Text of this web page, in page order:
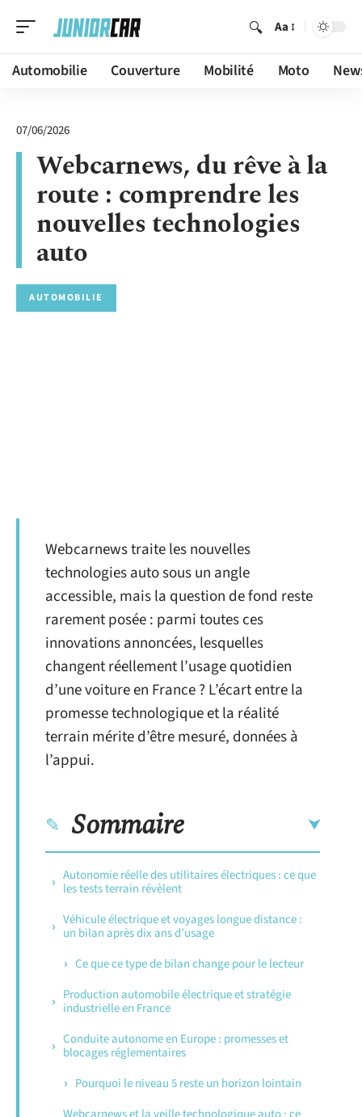
Aa
Automobilie Couverture Mobilité Moto
07/06/2026
Webcarnews, du rêve à la
route : comprendre les
nouvelles technologies
auto
AUTOMOBILIE
Webcarnews traite les nouvelles
technologies auto sous un angle
accessible, mais la question de fond reste
rarement posée : parmi toutes ces
innovations annoncées, lesquelles
changent réellement l’usage quotidien
d’une voiture en France ? L’écart entre la
promesse technologique et la réalité
terrain mérite d’être mesuré, données à
l’appui.
Sommaire
Autonomie réelle des utilitaires électriques : ce que
les tests terrain révèlent
Véhicule électrique et voyages longue distance :
un bilan après dix ans d’usage
Ce que ce type de bilan change pour le lecteur
Production automobile électrique et stratégie
industrielle en France
Conduite autonome en Europe : promesses et
blocages réglementaires
Pourquoi le niveau 5 reste un horizon lointain